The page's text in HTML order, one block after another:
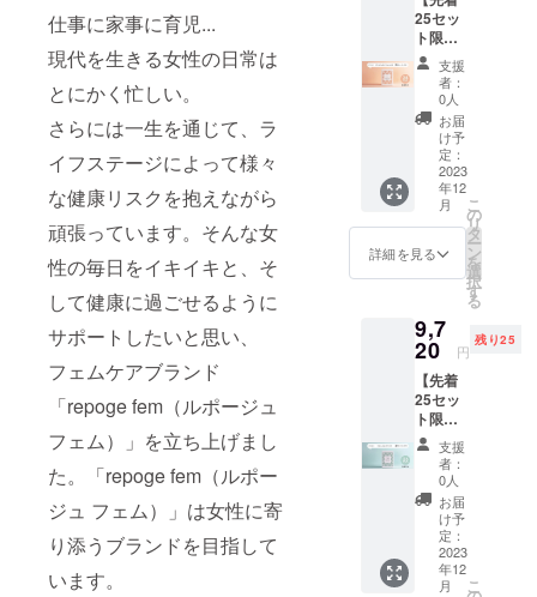
仕事に家事に育児...
現代を生きる女性の日常は
とにかく忙しい。
さらには一生を通じて、ラ
イフステージによって様々
な健康リスクを抱えながら
頑張っています。そんな女
性の毎日をイキイキと、そ
して健康に過ごせるように
サポートしたいと思い、
フェムケアブランド
「repoge fem（ルポージュ
フェム）」を立ち上げまし
た。「repoge fem（ルポー
ジュ フェム）」は女性に寄
り添うブランドを目指して
います。
お顔に
はご使
用いた
だけま
せん。
※デリ
ケート
ゾーン
にご使
用の際
には、
少量ず
つ試し
てくだ
さい。
細 商品
名：オ
イル
フォー
ミー
定価：
2,600円
（税
込：
2,860
円） 内
容量：
100ml
日本製
※弊社は
ちらか
に効果
があっ
たかど
うかを
見極め
るため
に、3カ
月（3周
期）続
けるこ
とが理
す。 ※
送料込
値段で
す。 ※
乳がん
や子宮
がん、
卵巣が
んなど
のホル
モン感
受性が
高まる
女性特
有の疾
患や既
往症を
みいた
だけま
す。あ
と少し
頑張る
力が欲
しいと
き、時
間を気
にせず
お飲み
毎日飲
んでも
い自然
派エナ
ジード
リンク
は、プ
レゼン
トにも
おすす
めで
す。 ※
送料込
みのお
値段で
す。 ※
によも
ぎ蒸し
気分が
楽しめ
る入浴
料で
す。女
性のみ
なら
ず、男
性やお
子様に
のため
に取り
アイテ
ムと
なって
おりま
すの
で、ぜ
ひ一度
お試し
くださ
い。 ※
送料込
みのお
値段で
す。 ※
し、本
格派の
ハーブ
をブレ
ンドし
た自然
素材の
入浴
料。女
性に良
いとさ
れてい
る「よ
に通う
には時
間も金
額も難
しい…
と思わ
れる方
に、手
軽にお
風呂で
よもぎ
蒸し気
分をご
家族み
【CAM
PFIRE
限定】
repoge
femブ
ランド
全アイ
テムの
お得な
セット
です。
FOR
WOMA
BALAN
性のリ
ズム調
ンク、
FOR A
HEALT
HY LIFE
はノン
カフェ
イン・
低カロ
リーの
自然派
エナ
25セッ
ト限
定】
25%OF
F!!【通
常価格
12,960
⇒9,720
円（送
料・税
込
み）】
しっか
分
♪【CA
MPFIRE
限定】
FOR
WOMA
N'S
BALAN
CEのお
得な4個
セット
です。
FOR
WOMA
支援
者：
0人
お届
け予
定：
2023
年12
月
詳細を見る
こ
の
リ
タ
ー
ン
を
選
択
す
る
9,7
20 円
残り25
【先着
25セッ
ト限
定】
25%OF
F!!【通
常価格
12,960
⇒9,720
円（送
料・税
支援
者：
0人
お届
け予
定：
2023
年12
月
こ